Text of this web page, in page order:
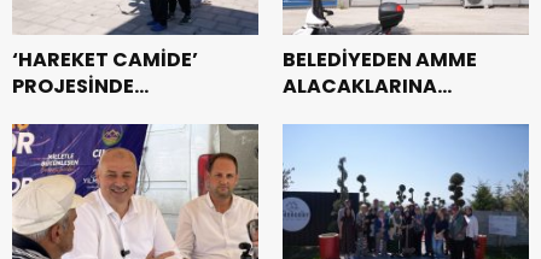
‘HAREKET CAMİDE’
PROJESİNDE
BELEDİYEDEN AMME
ALACAKLARINA